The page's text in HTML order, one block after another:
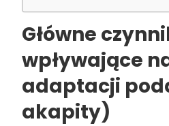
Główne
wpływające
adaptacji
akapity)